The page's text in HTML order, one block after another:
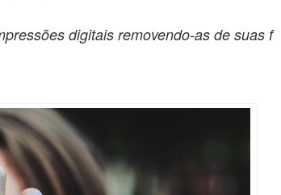
digitais removendo-as de suas f